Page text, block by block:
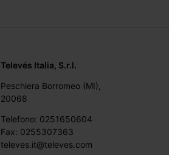
Televés Italia, S.r.l.
Peschiera Borromeo (MI),
20068
Telefono: 0251650604
Fax: 0255307363
televes.it@televes.com